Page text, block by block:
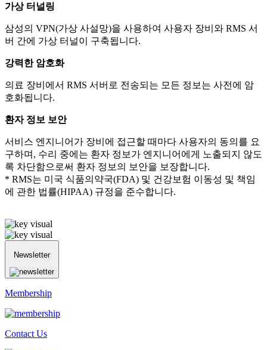
가상 터널링
삼성의 VPN(가상 사설망)을 사용하여 사용자 장비와 RMS 서
버 간에 가상 터널이 구축됩니다.
강력한 암호화
의료 장비에서 RMS 서버로 전송되는 모든 정보는 사전에 암
호화됩니다.
환자 정보 보안
서비스 엔지니어가 장비에 접근할 때마다 사용자의 동의를 요
구하며, 수리 중에는 환자 정보가 엔지니어에게 노출되지 않도
록 차단함으로써 환자 정보의 보안을 보장합니다.
* RMS는 미국 식품의약국(FDA) 및 건강보험 이동성 및 책임
에 관한 법률(HIPAA) 규정을 준수합니다.
Newsletter
Membership
Contact Us